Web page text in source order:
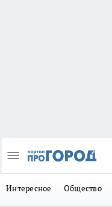
Интересное Общество